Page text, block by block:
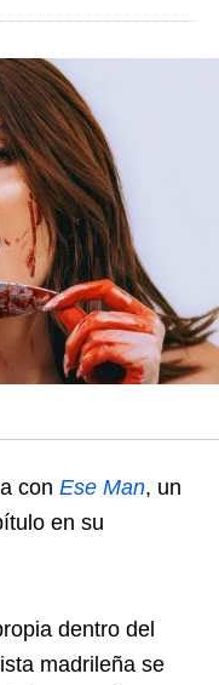
con Ese Man, un
en su
dentro del
madrileña se